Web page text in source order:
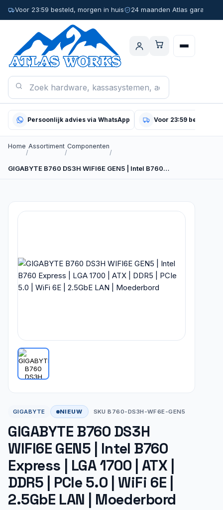
Voor 23:59 besteld, morgen in huis 24 maanden Atlas garantie
Persoonlijk advies via WhatsApp Voor 23:59 besteld,
Home
/
Assortiment
/
Componenten
/
GIGABYTE B760 DS3H WIFI6E GEN5 | Intel B760…
GIGABYTE NIEUW SKU B760-DS3H-WF6E-GEN5
GIGABYTE B760 DS3H
WIFI6E GEN5 | Intel B760
Express | LGA 1700 | ATX |
DDR5 | PCIe 5.0 | WiFi 6E |
2.5GbE LAN | Moederbord